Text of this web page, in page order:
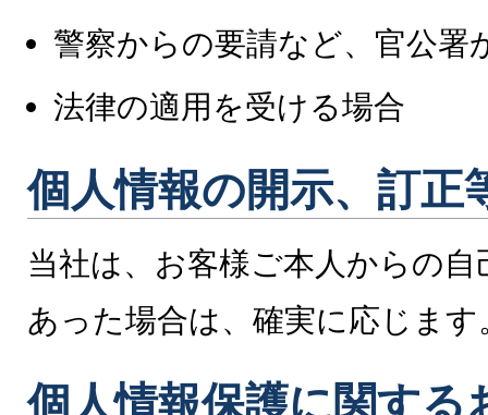
警察からの要請など、官公署
法律の適用を受ける場合
個人情報の開示、訂正
当社は、お客様ご本人からの
あった場合は、確実に応じます
個人情報保護に関する